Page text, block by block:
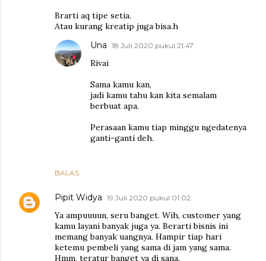
Brarti aq tipe setia.
Atau kurang kreatip juga bisa.h
BALAS
Una 18 Juli 2020 pukul 21.47
Rivai
Sama kamu kan,
jadi kamu tahu kan kita semalam
berbuat apa.
Perasaan kamu tiap minggu ngedatenya
ganti-ganti deh.
Pipit Widya 19 Juli 2020 pukul 01.02
Ya ampuuuun, seru banget. Wih, customer yang
kamu layani banyak juga ya. Berarti bisnis ini
memang banyak uangnya. Hampir tiap hari
ketemu pembeli yang sama di jam yang sama.
Hmm, teratur banget ya di sana.